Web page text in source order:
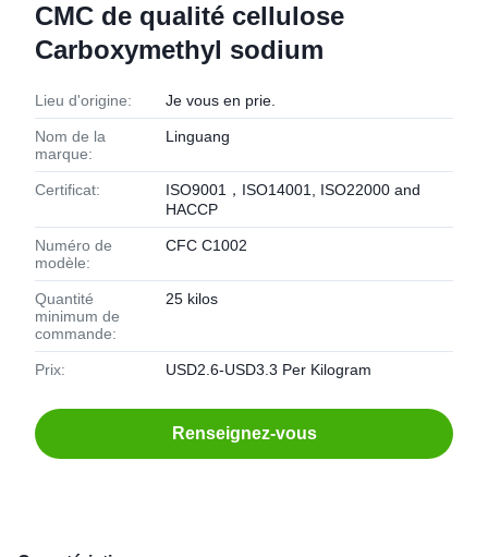
CMC de qualité cellulose
Carboxymethyl sodium
Lieu d'origine: Je vous en prie.
Nom de la
marque:
Linguang
Certificat:
ISO9001，ISO14001, ISO22000 and
HACCP
Numéro de
modèle:
CFC C1002
Quantité
minimum de
commande:
25 kilos
Prix: USD2.6-USD3.3 Per Kilogram
Renseignez-vous